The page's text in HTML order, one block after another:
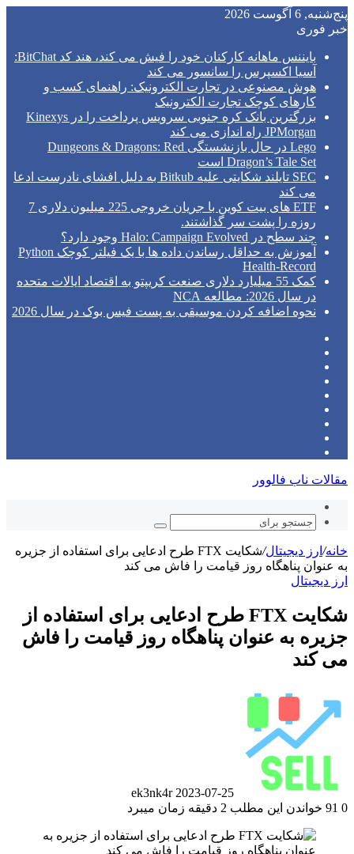
پنج‌شنبه, 6 آگوست 2026
خبر فوری
بایننس ماهانه کارکنان خود را فیش می کند، هند کد BitChat:
آسیا اکسپرس را سانسور می کند
هوش مصنوعی در تجارت الکترونیک: راهنمای کسب و
کارهای کوچک تجارت الکترونیک
بزرگترین بانک کره جنوبی سرویس پرداخت را در Kinexys
JPMorgan راه اندازی می کند
Lego در حال بازنشستگی Dungeons & Dragons: Red
Dragon’s Tale Set است
SEC تایلند شکایتی علیه Bitkub به دلیل افشای نادرست ادعا
می کند
ETF های بیت کوین با جریان خروجی 225 میلیون دلاری 7
روزه را پشت سر گذاشتند.
چند سطح در Halo: Campaign Evolved وجود دارد؟
آموزش به حداقل رساندن داده ها با یک فیلتر کوچک Python
Health-Record
کمک 55 میلیارد دلاری صنعت کریپتو به اقتصاد ایالات متحده
در سال 2026: مطالعه NCA
نحوه اضافه کردن موسیقی به پست فیس بوک در سال 2026
مقالات ناب فالوور
تصادفی
جستجو
برای
خانه/ ارز دیجیتال/
شکایت FTX طرح ادعایی برای استفاده از جزیره
به عنوان پناهگاه روز قیامت را فاش می کند
ارز دیجیتال
شکایت FTX طرح ادعایی برای استفاده از
جزیره به عنوان پناهگاه روز قیامت را فاش
می کند
ek3nk4r 2023-07-25
0
خواندن این مطلب 2 دقیقه زمان میبرد